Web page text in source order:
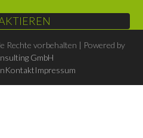
Rechte vorbehalten | Powered by
GmbH
KontaktImpressum